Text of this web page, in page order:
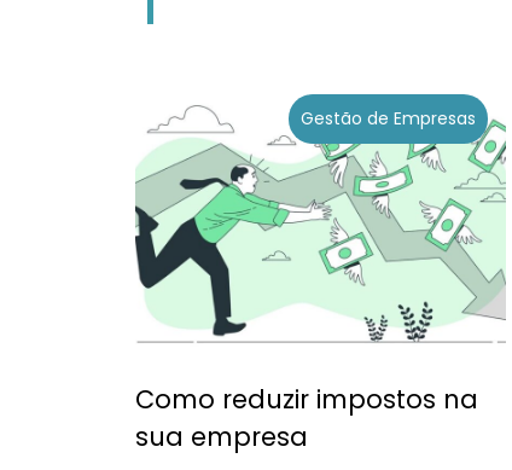
Gestão de Empresas
Como reduzir impostos na
sua empresa